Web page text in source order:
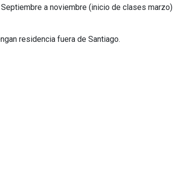
a noviembre (inicio de clases marzo)
residencia fuera de Santiago.